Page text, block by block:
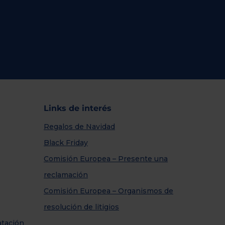
Links de interés
Regalos de Navidad
Black Friday
Comisión Europea – Presente una
reclamación
Comisión Europea – Organismos de
resolución de litigios